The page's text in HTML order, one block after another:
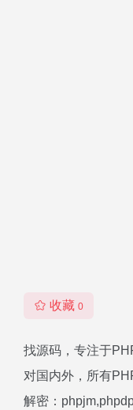
收藏 0
找源码，专注于
对国内外，所有
解密：